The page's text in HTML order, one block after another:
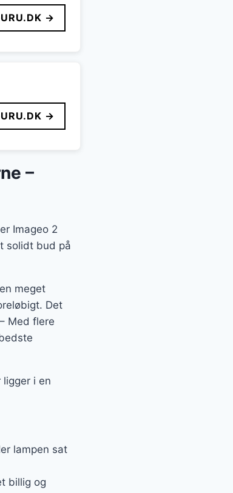
→
→
–
Imageo 2
solidt bud på
meget
Det
Med flere
ligger i en
lampen sat
billig og